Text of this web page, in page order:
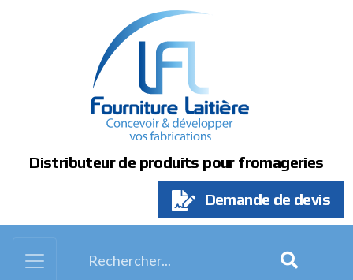
Distributeur de produits pour fromageries
Demande de devis
Panneau de gestion des cookies